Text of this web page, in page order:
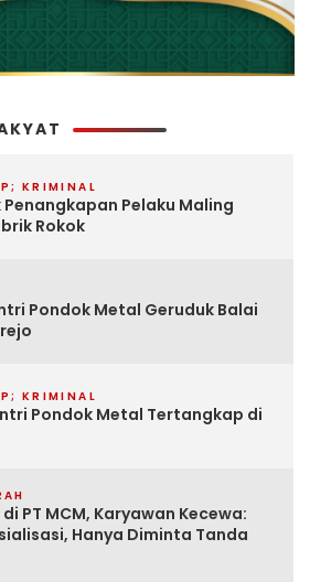
KRIMINAL
Pelaku Maling
Rokok
Pondok Metal Geruduk Balai
KRIMINAL
Pondok Metal Tertangkap di
di PT MCM, Karyawan Kecewa:
Hanya Diminta Tanda